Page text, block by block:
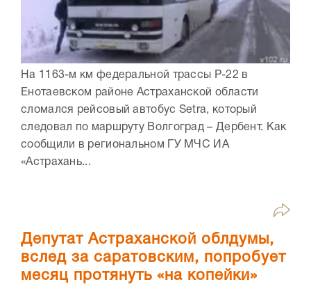
На 1163-м км федеральной трассы Р-22 в
Енотаевском районе Астраханской области
сломался рейсовый автобус Setra, который
следовал по маршруту Волгоград – Дербент. Как
сообщили в региональном ГУ МЧС ИА
«Астрахань...
Депутат Астраханской облдумы,
вслед за саратовским, попробует
месяц протянуть «на копейки»